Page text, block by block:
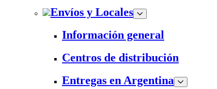
Envíos y Locales
Información general
Centros de distribución
Entregas en Argentina